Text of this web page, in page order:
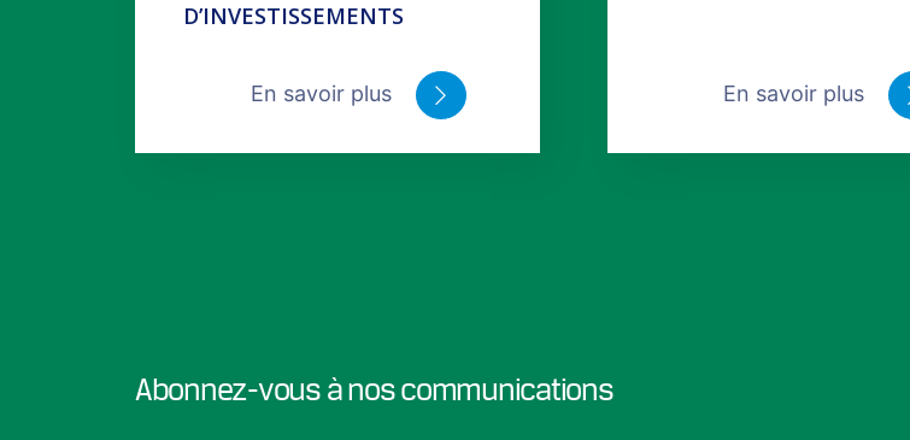
D’INVESTISSEMENTS
En savoir plus En savoir plus
Abonnez-vous à nos communications